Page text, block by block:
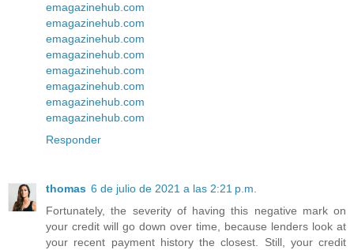
emagazinehub.com
emagazinehub.com
emagazinehub.com
emagazinehub.com
emagazinehub.com
emagazinehub.com
emagazinehub.com
emagazinehub.com
Responder
thomas 6 de julio de 2021 a las 2:21 p.m.
Fortunately, the severity of having this negative mark on
your credit will go down over time, because lenders look at
your recent payment history the closest. Still, your credit